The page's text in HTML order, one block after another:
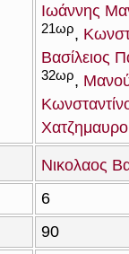
Ιωάννης
21ωρ
Βασίλειος
32ωρ
Νικολαος
6
90